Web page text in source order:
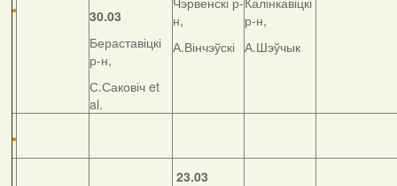
30.03
Бераставіцкі
р-н,
С.Саковіч et
al.
н,
А.Вінчэўскі
р-н,
А.Шэўчык
23.03